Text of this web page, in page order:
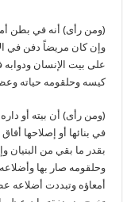
(ومن رأى) أنه في بطن
وإن كان مريضاً دفن في
على بيت الإنسان ودوابه
كيسه وحلقومه حياته
(ومن رأى) أن بيته أو
في بنائها أو إصلاحها
بقدر ما بقي من البنيان
وحلقومه صار بها
أمعاؤه وتبددت أضلاعه